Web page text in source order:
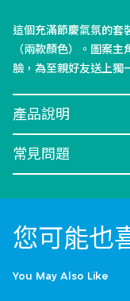
這個充滿節慶氣氛的套
（兩款顏色）。圖案
臉，為至親好友送上獨
產品說明
常見問題
您可能也
You May Also Like